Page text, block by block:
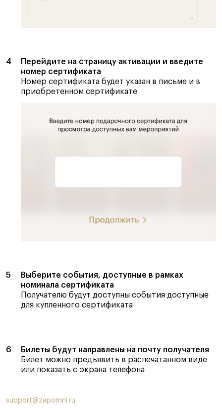
Перейдите на страницу активации и введите
номер сертификата
Номер сертификата будет указан в письме и в
приобретенном сертификате
Выберите события, доступные в рамках
номинала сертификата
Получателю будут доступны события доступные
для купленного сертификата
Билеты будут направлены на почту получателя
Билет можно предъявить в распечатанном виде
или показать с экрана телефона
support@zapomni.ru